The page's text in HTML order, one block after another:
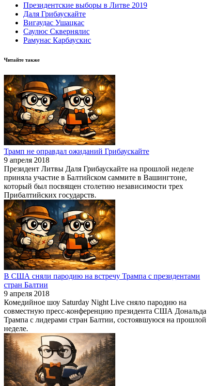
Президентские выборы в Литве 2019
Даля Грибаускайте
Вигаудас Ушацкас
Саулюс Сквернялис
Рамунас Карбаускис
Читайте также
Трамп не оправдал ожиданий Грибаускайте
9 апреля 2018
Президент Литвы Даля Грибаускайте на прошлой неделе
приняла участие в Балтийском саммите в Вашингтоне,
который был посвящен столетию независимости трех
Прибалтийских государств.
В США сняли пародию на встречу Трампа с президентами
стран Балтии
9 апреля 2018
Комедийное шоу Saturday Night Live сняло пародию на
совместную пресс-конференцию президента США Дональда
Трампа с лидерами стран Балтии, состоявшуюся на прошлой
неделе.